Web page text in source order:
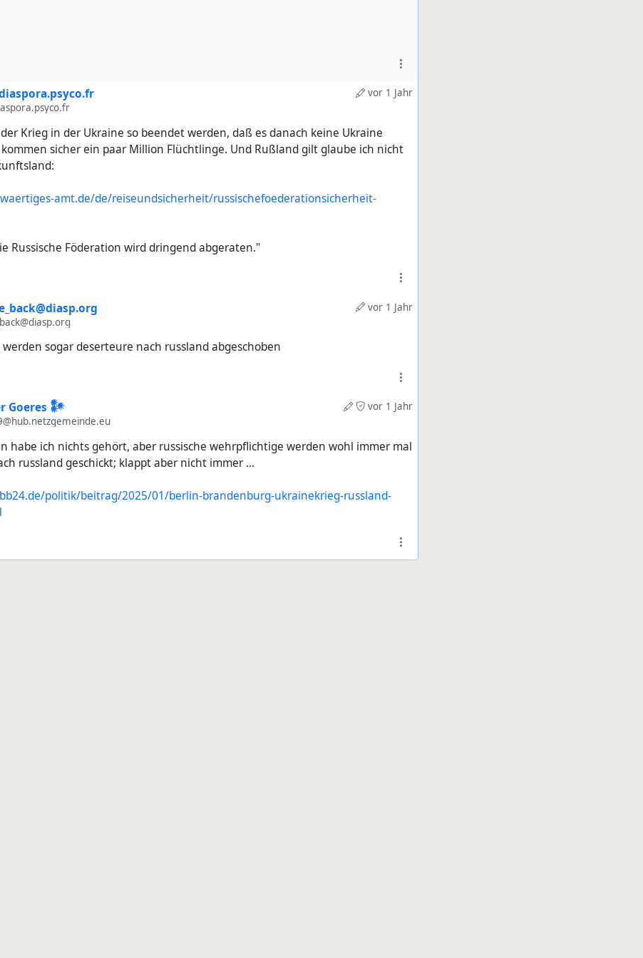
vor 1 Jahr
Krieg in der Ukraine so beendet werden, daß es danach keine Ukraine
sicher ein paar Million Flüchtlinge. Und Rußland gilt glaube ich nicht
amt.de/de/reiseundsicherheit/russischefoederationsicherheit-
Russische Föderation wird dringend abgeraten."
vor 1 Jahr
sogar deserteure nach russland abgeschoben
vor 1 Jahr
Goeres 𒀯
habe ich nichts gehört, aber russische wehrpflichtige werden wohl immer mal
russland geschickt; klappt aber nicht immer ...
politik/beitrag/2025/01/berlin-brandenburg-ukrainekrieg-russland-